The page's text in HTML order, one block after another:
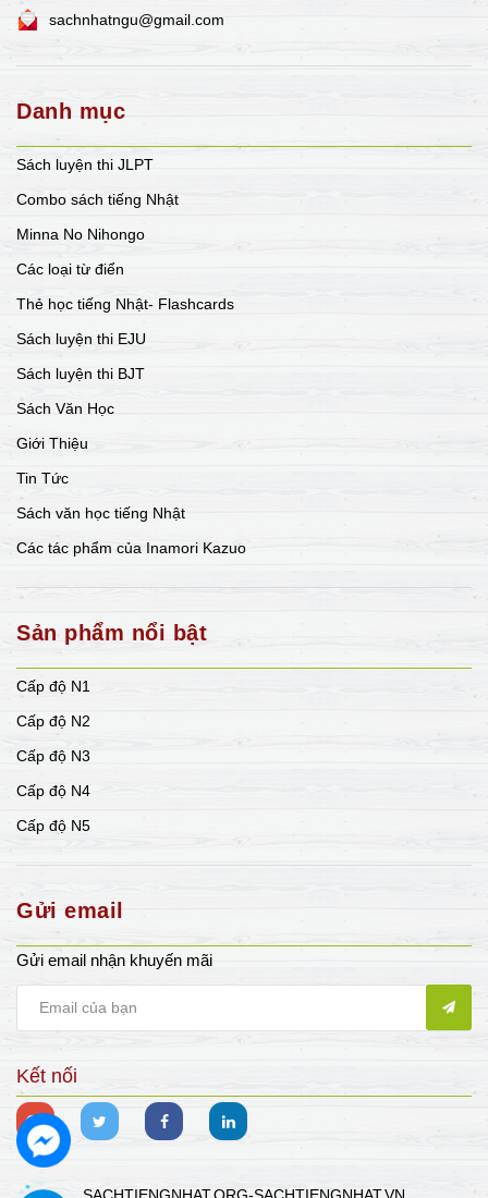
sachnhatngu@gmail.com
Danh mục
Sách luyện thi JLPT
Combo sách tiếng Nhật
Minna No Nihongo
Các loại từ điển
Thẻ học tiếng Nhật- Flashcards
Sách luyện thi EJU
Sách luyện thi BJT
Sách Văn Học
Giới Thiệu
Tin Tức
Sách văn học tiếng Nhật
Các tác phẩm của Inamori Kazuo
Sản phẩm nổi bật
Cấp độ N1
Cấp độ N2
Cấp độ N3
Cấp độ N4
Cấp độ N5
Gửi email
Gửi email nhận khuyến mãi
Kết nối
SACHTIENGNHAT.ORG-SACHTIENGNHAT.VN